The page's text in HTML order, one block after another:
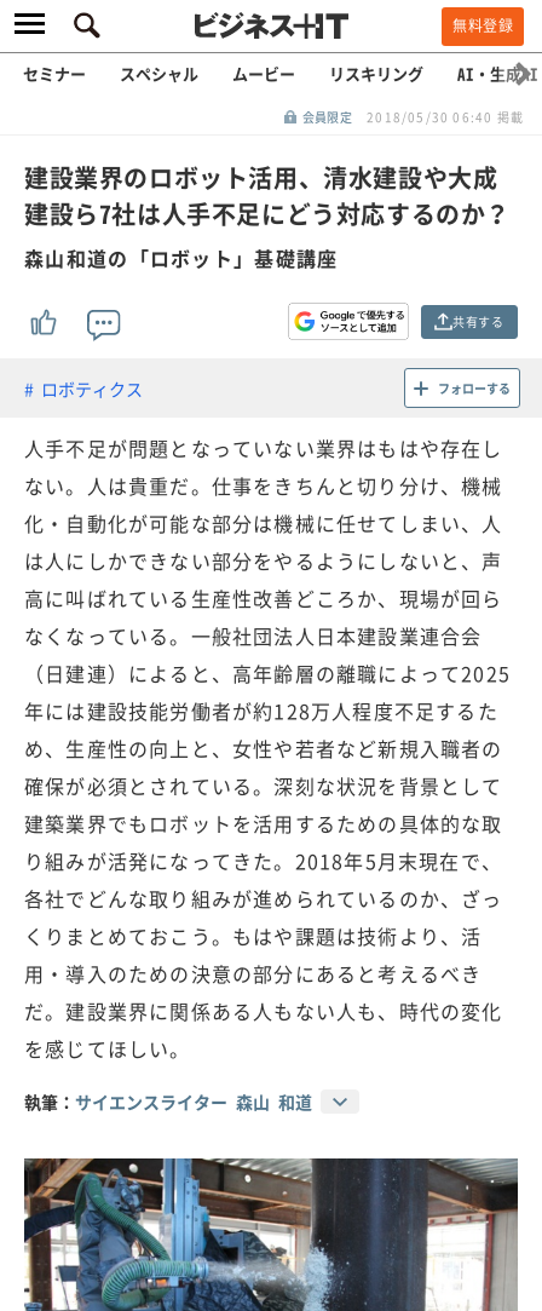
無料登録
セミナー スペシャル ムービー リスキリング AI・生成AI
会員限定 2018/05/30 06:40 掲載
建設業界のロボット活用、清水建設や大成
建設ら7社は人手不足にどう対応するのか？
森山和道の「ロボット」基礎講座
共有する
ロボティクス フォローする
人手不足が問題となっていない業界はもはや存在し
ない。人は貴重だ。仕事をきちんと切り分け、機械
化・自動化が可能な部分は機械に任せてしまい、人
は人にしかできない部分をやるようにしないと、声
高に叫ばれている生産性改善どころか、現場が回ら
なくなっている。一般社団法人日本建設業連合会
（日建連）によると、高年齢層の離職によって2025
年には建設技能労働者が約128万人程度不足するた
め、生産性の向上と、女性や若者など新規入職者の
確保が必須とされている。深刻な状況を背景として
建築業界でもロボットを活用するための具体的な取
り組みが活発になってきた。2018年5月末現在で、
各社でどんな取り組みが進められているのか、ざっ
くりまとめておこう。もはや課題は技術より、活
用・導入のための決意の部分にあると考えるべき
だ。建設業界に関係ある人もない人も、時代の変化
を感じてほしい。
執筆： サイエンスライター 森山 和道